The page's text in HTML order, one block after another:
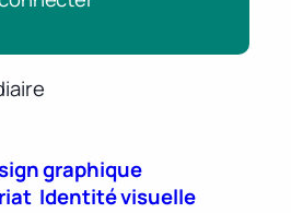
graphique
Identité visuelle